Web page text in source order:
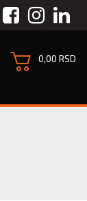
Facebook
0,00 RSD